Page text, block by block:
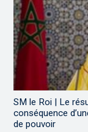
SM le Roi | Le
conséquence
de pouvoir